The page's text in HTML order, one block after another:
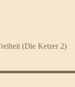
(Die Ketzer 2)